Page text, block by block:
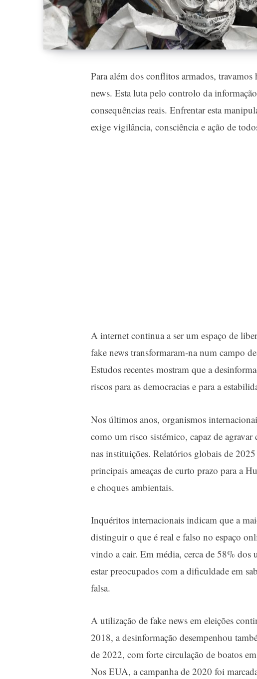
Para além dos conflitos armados,
news. Esta luta pelo controlo da
consequências reais. Enfrentar esta
exige vigilância, consciência e ação de
A internet continua a ser um espaço de
fake news transformaram‑na num campo
Estudos recentes mostram que a
riscos para as democracias e para a
Nos últimos anos, organismos
como um risco sistémico, capaz de
nas instituições. Relatórios globais de
principais ameaças de curto prazo para a
e choques ambientais.
Inquéritos internacionais indicam que a
distinguir o que é real e falso no espaço
vindo a cair. Em média, cerca de 58% dos
estar preocupados com a dificuldade em
falsa.
A utilização de fake news em eleições
2018, a desinformação desempenhou
de 2022, com forte circulação de boatos
Nos EUA, a campanha de 2020 foi